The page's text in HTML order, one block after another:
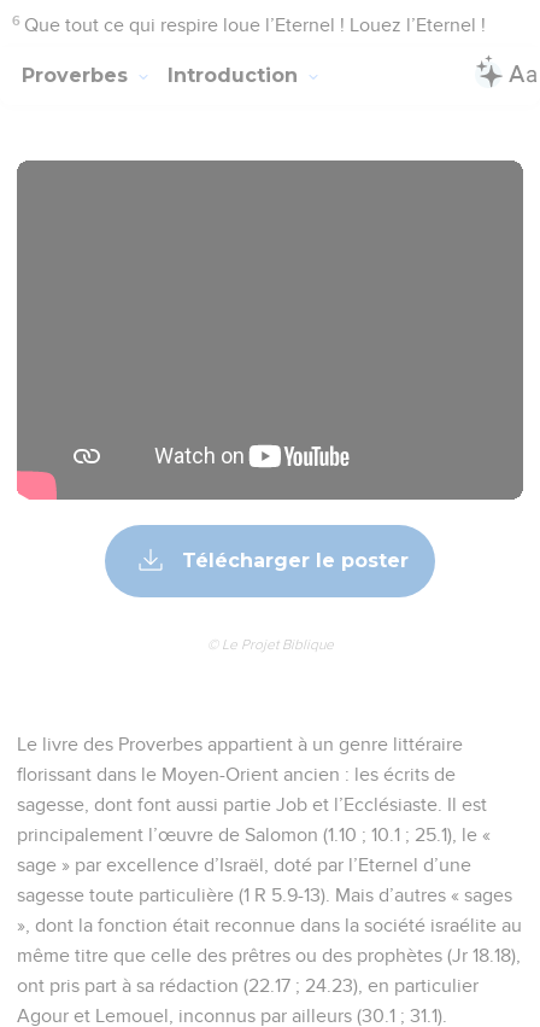
6 Que tout ce qui respire loue l’Eternel ! Louez l’Eternel !
Proverbes Introduction
Télécharger le poster
© Le Projet Biblique
Le livre des Proverbes appartient à un genre littéraire
florissant dans le Moyen-Orient ancien : les écrits de
sagesse, dont font aussi partie Job et l’Ecclésiaste. Il est
principalement l’œuvre de Salomon (1.10 ; 10.1 ; 25.1), le «
sage » par excellence d’Israël, doté par l’Eternel d’une
sagesse toute particulière (1 R 5.9-13). Mais d’autres « sages
», dont la fonction était reconnue dans la société israélite au
même titre que celle des prêtres ou des prophètes (Jr 18.18),
ont pris part à sa rédaction (22.17 ; 24.23), en particulier
Agour et Lemouel, inconnus par ailleurs (30.1 ; 31.1).